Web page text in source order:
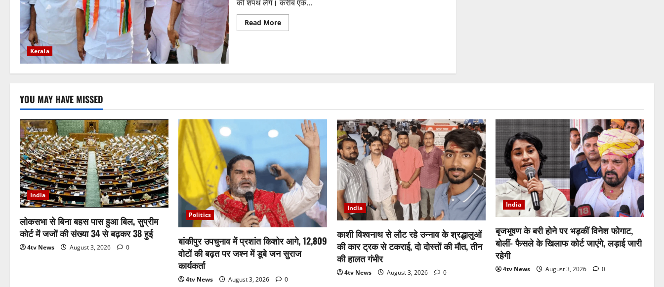
Kerala
की शपथ लेंगे। करीब एक...
Read MoreRead
more
सतीशन,
राहुल
YOU MAY HAVE MISSED
India
लोकसभा से बिना बहस पास हुआ बिल, सुप्रीम
कोर्ट में जजों की संख्या 34 से बढ़कर 38 हुई
4tv News August 3, 2026 0
Politics
बांकीपुर उपचुनाव में प्रशांत किशोर आगे, 12,809
वोटों की बढ़त पर जश्न में डूबे जन सुराज
कार्यकर्ता
4tv News August 3, 2026 0
India
काशी विश्वनाथ से लौट रहे उन्नाव के श्रद्धालुओं
की कार ट्रक से टकराई, दो दोस्तों की मौत, तीन
की हालत गंभीर
4tv News August 3, 2026 0
India
बृजभूषण के बरी होने पर भड़कीं विनेश फोगाट,
बोलीं- फैसले के खिलाफ कोर्ट जाएंगे, लड़ाई जारी
रहेगी
4tv News August 3, 2026 0